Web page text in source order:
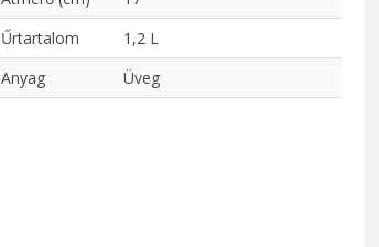
Űrtartalom
1,2 L
Anyag
Üveg